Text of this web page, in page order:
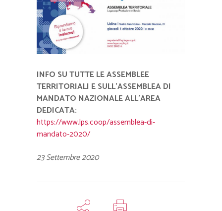
INFO SU TUTTE LE ASSEMBLEE
TERRITORIALI E SULL’ASSEMBLEA DI
MANDATO NAZIONALE ALL’AREA
DEDICATA:
https://www.lps.coop/assemblea-di-
mandato-2020/
23 Settembre 2020